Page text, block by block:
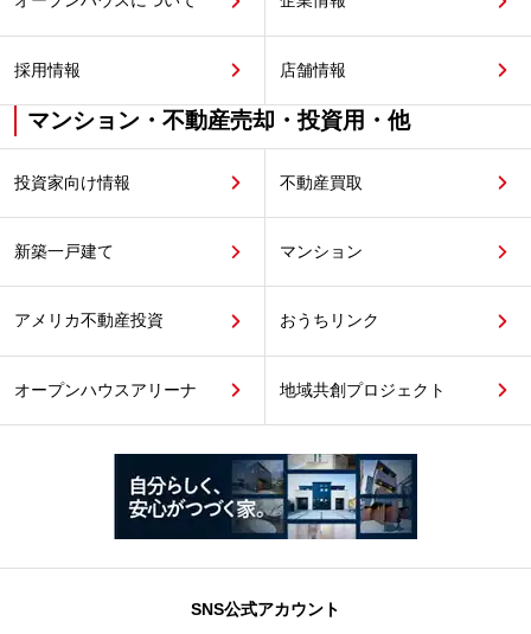
採用情報 店舗情報
マンション・不動産売却・投資用・他
投資家向け情報 不動産買取
新築一戸建て マンション
アメリカ不動産投資 おうちリンク
オープンハウスアリーナ 地域共創プロジェクト
SNS公式アカウント